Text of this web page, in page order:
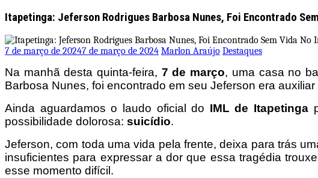
Itapetinga: Jeferson Rodrigues Barbosa Nunes, Foi Encontrado
7 de março de 20247 de março de 2024 Marlon Araújo Destaques
Na manhã desta quinta-feira, 7 de março, uma casa no
Barbosa Nunes, foi encontrado em seu Jeferson era
Ainda aguardamos o laudo oficial do IML de Itapetinga
possibilidade dolorosa: suicídio.
Jeferson, com toda uma vida pela frente, deixa para trás
insuficientes para expressar a dor que essa tragédia
esse momento difícil.